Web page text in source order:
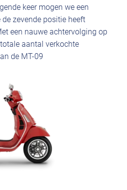
keer mogen we een
zevende positie heeft
een nauwe achtervolging op
aantal verkochte
de MT-09